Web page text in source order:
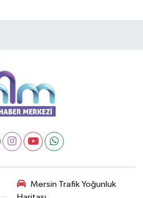
Mersin Trafik Yoğunluk